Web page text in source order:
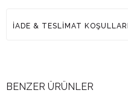
İADE & TESLİMAT KOŞULLARI
BENZER ÜRÜNLER